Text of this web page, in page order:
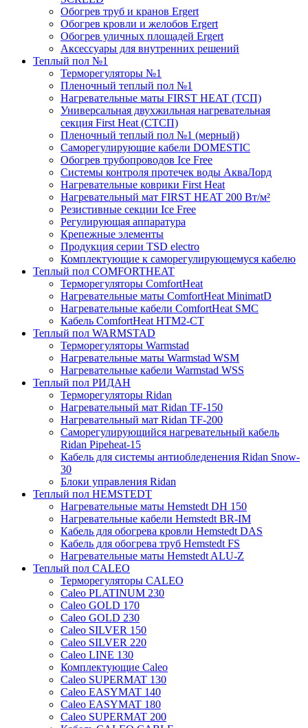
Обогрев труб и кранов Ergert
Обогрев кровли и желобов Ergert
Обогрев уличных площадей Ergert
Аксессуары для внутренних решений
Теплый пол №1
Терморегуляторы №1
Пленочный теплый пол №1
Нагревательные маты FIRST HEAT (ТСП)
Универсальная двухжильная нагревательная
секция First Heat (СТСП)
Пленочный теплый пол №1 (мерный)
Саморегулирующие кабели DOMESTIC
Обогрев трубопроводов Ice Free
Системы контроля протечек воды АкваЛорд
Нагревательные коврики First Heat
Нагревательный мат FIRST HEAT 200 Вт/м²
Резистивные секции Ice Free
Регулирующая аппаратура
Крепежные элементы
Продукция серии TSD electro
Комплектующие к саморегулирующемуся кабелю
Теплый пол COMFORTHEAT
Терморегуляторы ComfortHeat
Нагревательные маты ComfortHeat MinimatD
Нагревательные кабели ComfortHeat SMC
Кабель ComfortHeat HTM2-CT
Теплый пол WARMSTAD
Терморегуляторы Warmstad
Нагревательные маты Warmstad WSM
Нагревательные кабели Warmstad WSS
Теплый пол РИДАН
Терморегуляторы Ridan
Нагревательный мат Ridan TF-150
Нагревательный мат Ridan TF-200
Саморегулирующийся нагревательный кабель
Ridan Pipeheat-15
Кабель для системы антиобледенения Ridan Snow-
30
Блоки управления Ridan
Теплый пол HEMSTEDT
Нагревательные маты Hemstedt DH 150
Нагревательные кабели Hemstedt BR-IM
Кабель для обогрева кровли Hemstedt DAS
Кабель для обогрева труб Hemstedt FS
Нагревательные маты Hemstedt ALU-Z
Теплый пол CALEO
Терморегуляторы CALEO
Caleo PLATINUM 230
Caleo GOLD 170
Caleo GOLD 230
Caleo SILVER 150
Caleo SILVER 220
Caleo LINE 130
Комплектующие Caleo
Caleo SUPERMAT 130
Caleo EASYMAT 140
Caleo EASYMAT 180
Caleo SUPERMAT 200